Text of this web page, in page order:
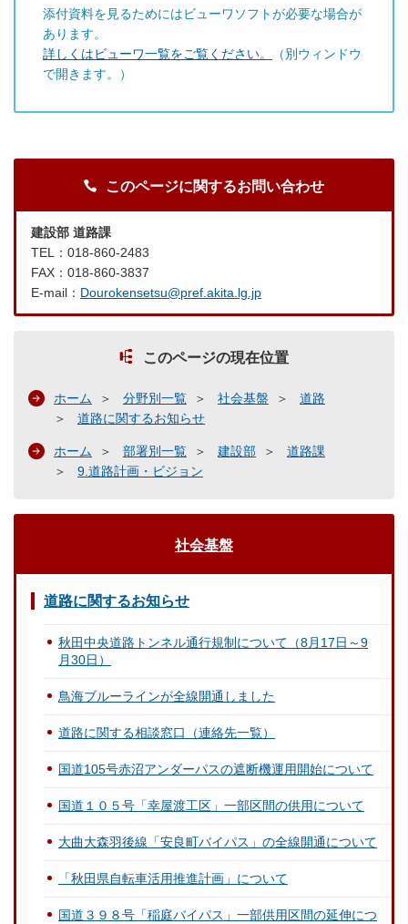
添付資料を見るためにはビューワソフトが必要な場合が
あります。
詳しくはビューワ一覧をご覧ください。
（別ウィンドウ
で開きます。）
このページに関するお問い合わせ
建設部 道路課
TEL：018-860-2483
FAX：018-860-3837
E-mail： Dourokensetsu@pref.akita.lg.jp
このページの現在位置
ホーム 分野別一覧 社会基盤
道路
道路に関するお知らせ
ホーム 部署別一覧 建設部
道路課
9.道路計画・ビジョン
社会基盤
道路に関するお知らせ
秋田中央道路トンネル通行規制について（8月17日～9
月30日）
鳥海ブルーラインが全線開通しました
道路に関する相談窓口（連絡先一覧）
国道105号赤沼アンダーパスの遮断機運用開始について
国道１０５号「幸屋渡工区」一部区間の供用について
大曲大森羽後線「安良町バイパス」の全線開通について
「秋田県自転車活用推進計画」について
国道３９８号「稲庭バイパス」一部供用区間の延伸につ